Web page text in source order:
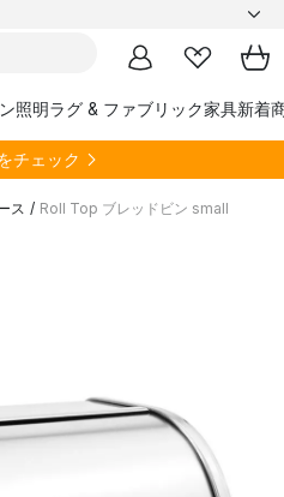
照明ラグ & ファブリック家具新着
チェック
ス / Roll Top ブレッドビン small